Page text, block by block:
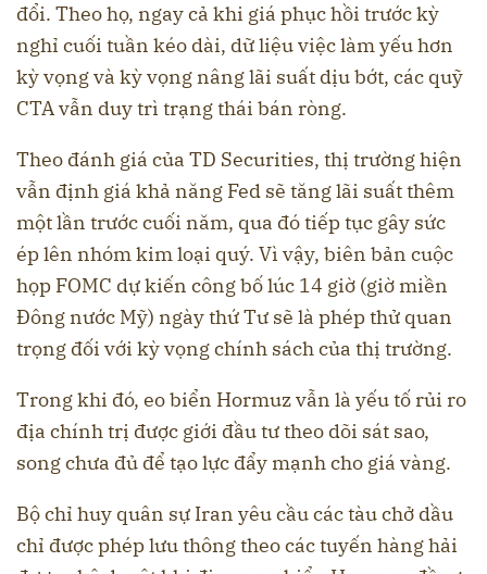
đổi. Theo họ, ngay cả khi giá phục hồi trước kỳ
nghỉ cuối tuần kéo dài, dữ liệu việc làm yếu hơn
kỳ vọng và kỳ vọng nâng lãi suất dịu bớt, các quỹ
CTA vẫn duy trì trạng thái bán ròng.
Theo đánh giá của TD Securities, thị trường hiện
vẫn định giá khả năng Fed sẽ tăng lãi suất thêm
một lần trước cuối năm, qua đó tiếp tục gây sức
ép lên nhóm kim loại quý. Vì vậy, biên bản cuộc
họp FOMC dự kiến công bố lúc 14 giờ (giờ miền
Đông nước Mỹ) ngày thứ Tư sẽ là phép thử quan
trọng đối với kỳ vọng chính sách của thị trường.
Trong khi đó, eo biển Hormuz vẫn là yếu tố rủi ro
địa chính trị được giới đầu tư theo dõi sát sao,
song chưa đủ để tạo lực đẩy mạnh cho giá vàng.
Bộ chỉ huy quân sự Iran yêu cầu các tàu chở dầu
chỉ được phép lưu thông theo các tuyến hàng hải